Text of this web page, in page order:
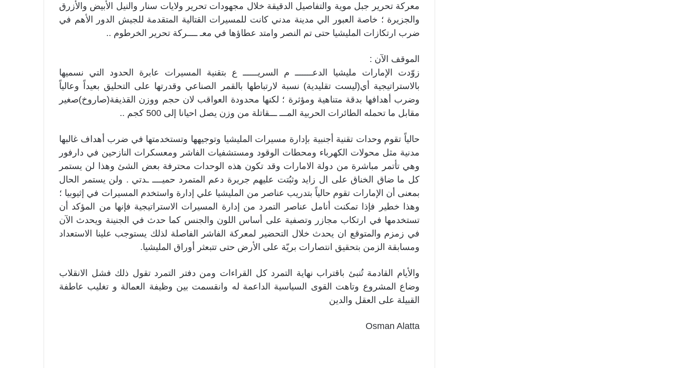
معركة تحرير جبل موية والتفاصيل الدقيقة خلال مجهودات تحرير ولايات سنار والنيل الأبيض والأزرق
والجزيرة ؛ خاصة العبور الي مدينة مدني كانت للمسيرات القتالية المتقدمة للجيش الدور الأهم في
ضرب ارتكازات المليشيا حتى تم النصر وامتد عطاؤها في معـ ــــركة تحرير الخرطوم ..
الموقف الآن :
زوّدت الإمارات مليشيا الدعـــــــ م السريــــــ ع بتقنية المسيرات عابرة الحدود التي نسميها
بالاستراتيجية أي(ليست تقليدية) نسبة لارتباطها بالقمر الصناعي وقدرتها على التحليق بعيداً وعالياً
وضرب أهدافها بدقة متناهية ومؤثرة ؛ لكنها محدودة العواقب لان حجم ووزن القذيفة(صاروخ)صغير
مقابل ما تحمله الطائرات الحربية المـــ ـــقاتلة من وزن يصل احيانا إلى 500 كجم ..
حالياً تقوم وحدات تقنية أجنبية بإدارة مسيرات المليشيا وتوجيهها وتستخدمتها في ضرب أهداف غالبها
مدنية مثل محولات الكهرباء ومحطات الوقود ومستشفيات الفاشر ومعسكرات النازحين في دارفور
وهي تأتمر مباشرة من دولة الامارات وقد تكون هذه الوحدات محترفة بعض الشئ وهذا لن يستمر
كل ما ضاق الخناق على ال زايد وثبُتت عليهم جريرة دعم المتمرد حميــــ ـدتي . ولن يستمر الحال
بمعنى أن الإمارات تقوم حالياً بتدريب عناصر من المليشيا علي إدارة واستخدم المسيرات في إثيوبيا ؛
وهذا خطير فإذا تمكنت أنامل عناصر التمرد من إدارة المسيرات الاستراتيجية فإنها من المؤكد أن
تستخدمها في ارتكاب مجازر وتصفية على أساس اللون والجنس كما حدث في الجنينة ويحدث الآن
في زمزم والمتوقع ان يحدث خلال التحضير لمعركة الفاشر الفاصلة لذلك يستوجب علينا الاستعداد
ومسابقة الزمن بتحقيق انتصارات بريّة على الأرض حتى تتبعثر أوراق المليشيا.
والأيام القادمة تُنبئ باقتراب نهاية التمرد كل القراءات ومن دفتر التمرد تقول ذلك فشل الانقلاب
وضاع المشروع وتاهت القوى السياسية الداعمة له وانقسمت بين وظيفة العمالة و تغليب عاطفة
القبيلة على العقل والدين
Osman Alatta